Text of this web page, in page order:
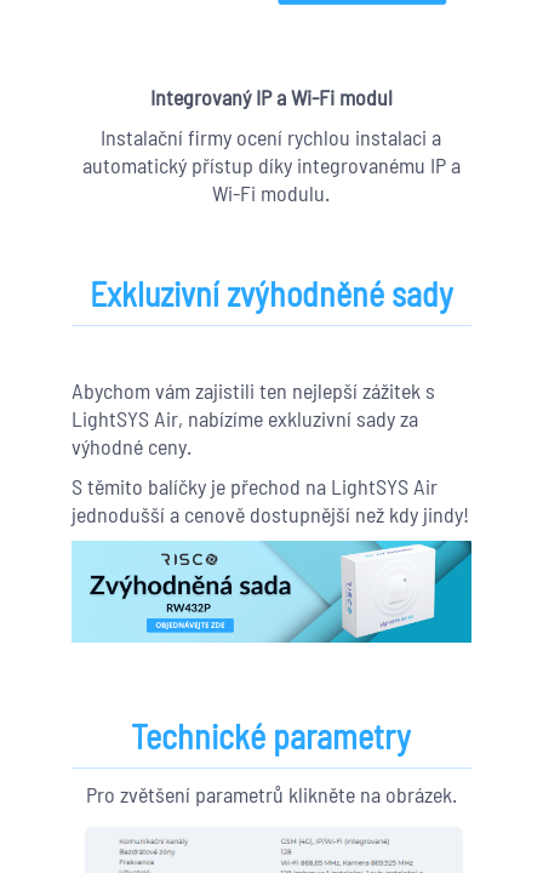
Integrovaný IP a Wi-Fi modul
Instalační firmy ocení rychlou instalaci a
automatický přístup díky integrovanému IP a
Wi-Fi modulu.
Exkluzivní zvýhodněné sady
Abychom vám zajistili ten nejlepší zážitek s
LightSYS Air, nabízíme exkluzivní sady za
výhodné ceny.
S těmito balíčky je přechod na LightSYS Air
jednodušší a cenově dostupnější než kdy jindy!
Technické parametry
Pro zvětšení parametrů klikněte na obrázek.